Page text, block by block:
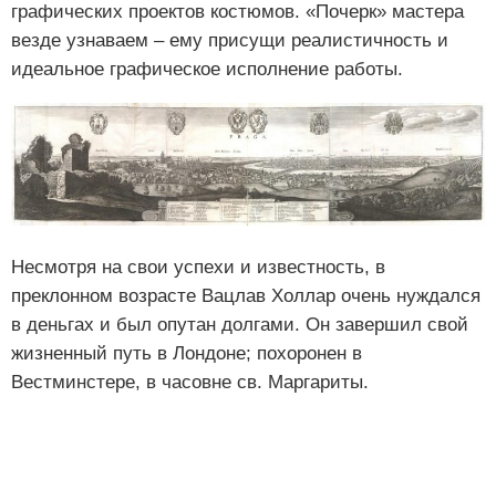
графических проектов костюмов. «Почерк» мастера
везде узнаваем – ему присущи реалистичность и
идеальное графическое исполнение работы.
Несмотря на свои успехи и известность, в
преклонном возрасте Вацлав Холлар очень нуждался
в деньгах и был опутан долгами. Он завершил свой
жизненный путь в Лондоне; похоронен в
Вестминстере, в часовне св. Маргариты.